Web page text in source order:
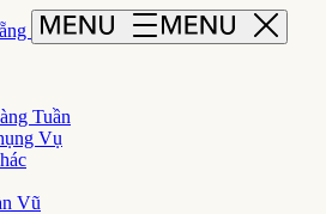
Tuần
Vụ
Vũ